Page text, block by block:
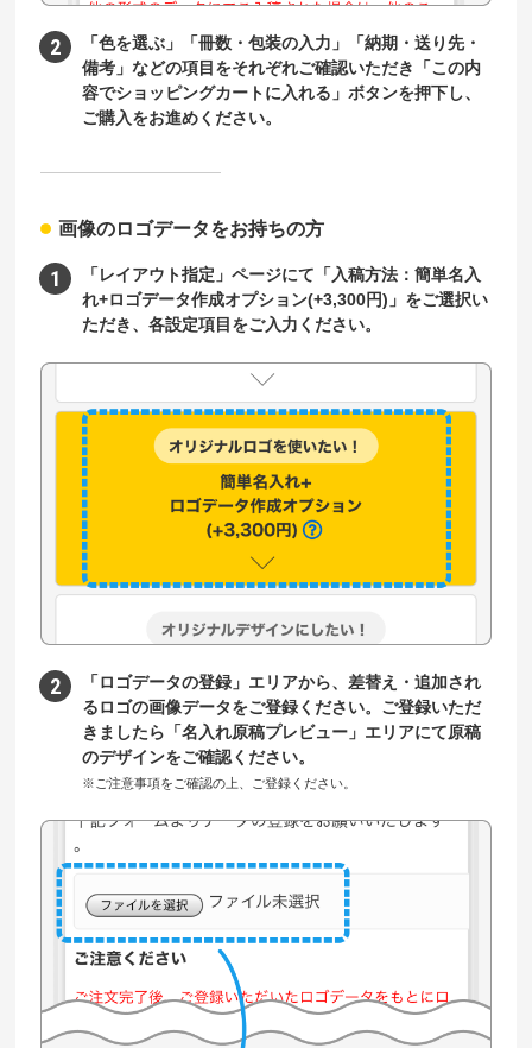
「色を選ぶ」「冊数・包装の入力」「納期・送り先・
備考」などの項目をそれぞれご確認いただき「この内
容でショッピングカートに入れる」ボタンを押下し、
ご購入をお進めください。
画像のロゴデータをお持ちの方
「レイアウト指定」ページにて「入稿方法：簡単名入
れ+ロゴデータ作成オプション(+3,300円)」をご選択い
ただき、各設定項目をご入力ください。
「ロゴデータの登録」エリアから、差替え・追加され
るロゴの画像データをご登録ください。ご登録いただ
きましたら「名入れ原稿プレビュー」エリアにて原稿
のデザインをご確認ください。
※ご注意事項をご確認の上、ご登録ください。